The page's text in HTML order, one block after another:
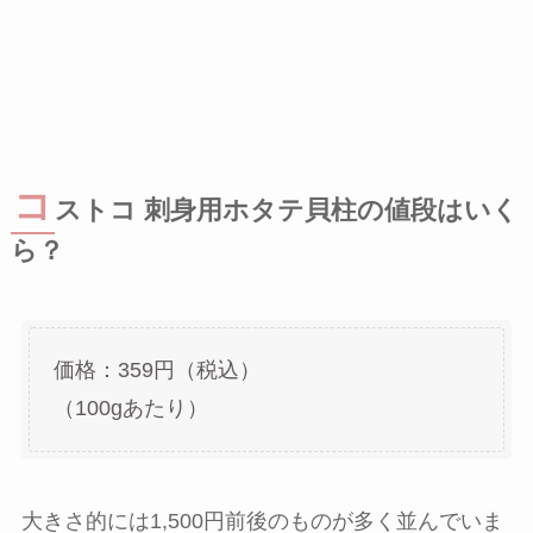
コ ストコ 刺身用ホタテ貝柱の値段はいく
ら？
価格：359円（税込）
（100gあたり）
大きさ的には1,500円前後のものが多く並んでいま